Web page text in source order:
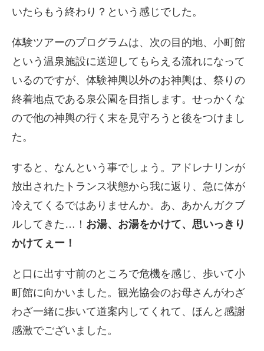
いたらもう終わり？ という感じでした。
体験ツアーのプログラムは、次の目的地、 小町館
という温泉施設に送迎してもらえる流れになって
いるのですが、体験神輿以外のお神輿は、 祭りの
終着地点である泉公園を目指します。せっかくな
ので他の神輿の行く末を見守ろうと後をつけまし
た。
すると、なんという事でしょう。 アドレナリンが
放出されたトランス状態から我に返り、 急に体が
冷えてくるではありませんか。あ、あかんガクブ
ルしてきた…！ お湯、お湯をかけて、 思いっきり
かけてぇー！
と口に出す寸前のところで危機を感じ、 歩いて小
町館に向かいました。 観光協会のお母さんがわざ
わざ一緒に歩いて道案内してくれて、 ほんと感謝
感激でございました。